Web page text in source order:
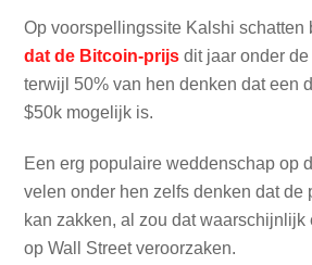
Op voorspellingssite Kalshi schatten
dat de Bitcoin-prijs dit jaar onder
terwijl 50% van hen denken dat een
$50k mogelijk is.
Een erg populaire weddenschap op
velen onder hen zelfs denken dat de
kan zakken, al zou dat
op Wall Street veroorzaken.